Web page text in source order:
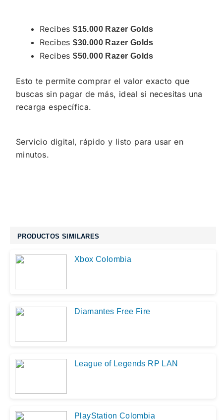
Recibes$15.000 Razer Golds
Recibes$30.000 Razer Golds
Recibes$50.000 Razer Golds
Esto te permite comprar el valor exacto que
buscas sin pagar de más, ideal si necesitas una
recarga específica.
Servicio digital, rápido y listo para usar en
minutos.
PRODUCTOS SIMILARES
Xbox Colombia
Diamantes Free Fire
League of Legends RP LAN
PlayStation Colombia